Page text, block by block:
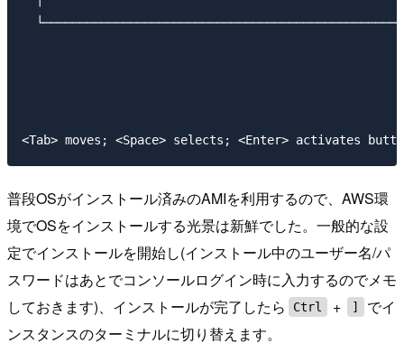
普段OSがインストール済みのAMIを利用するので、AWS環
境でOSをインストールする光景は新鮮でした。一般的な設
定でインストールを開始し(インストール中のユーザー名/パ
スワードはあとでコンソールログイン時に入力するのでメモ
しておきます)、インストールが完了したら
Ctrl + ]
でイ
ンスタンスのターミナルに切り替えます。